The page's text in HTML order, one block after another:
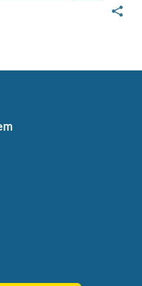
deze